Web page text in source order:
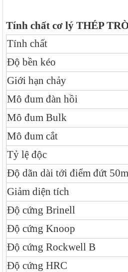
Tính chất cơ lý THÉP
Tính chất
Độ bền kéo
Giới hạn chảy
Mô đum đàn hồi
Mô đum Bulk
Mô đum cắt
Tỷ lệ độc
Độ dãn dài tới điểm đứt
Giảm diện tích
Độ cứng Brinell
Độ cứng Knoop
Độ cứng Rockwell B
Độ cứng HRC